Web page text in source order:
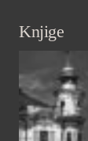
Knjige